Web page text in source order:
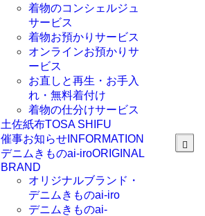
着物のコンシェルジュ
サービス
着物お預かりサービス
オンラインお預かりサ
ービス
お直しと再生・お手入
れ・無料着付け
着物の仕分けサービス
土佐紙布TOSA SHIFU
催事お知らせINFORMATION
デニムきものai-iroORIGINAL
BRAND
オリジナルブランド・
デニムきものai-iro
デニムきものai-